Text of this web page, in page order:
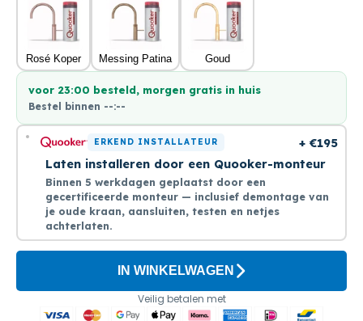
Rosé Koper Messing Patina Goud
voor 23:00 besteld, morgen gratis in huis
Bestel binnen --:--
ERKEND INSTALLATEUR
+ €195
Laten installeren door een Quooker-monteur
Binnen 5 werkdagen geplaatst door een
gecertificeerde monteur — inclusief demontage van
je oude kraan, aansluiten, testen en netjes
achterlaten.
IN WINKELWAGEN
Veilig betalen met